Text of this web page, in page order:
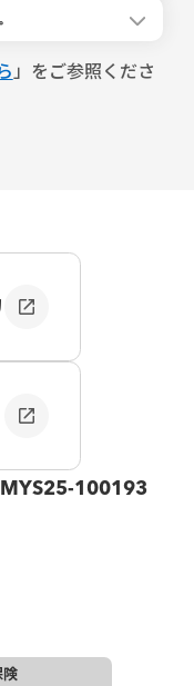
。
れにも当てはまる場
書類を手元にご用意
手続きください。
支払いの審査を行い
が完了後に保険金を
後、原則3営業日以内
」をご参照くださ
MYS25-100193
険